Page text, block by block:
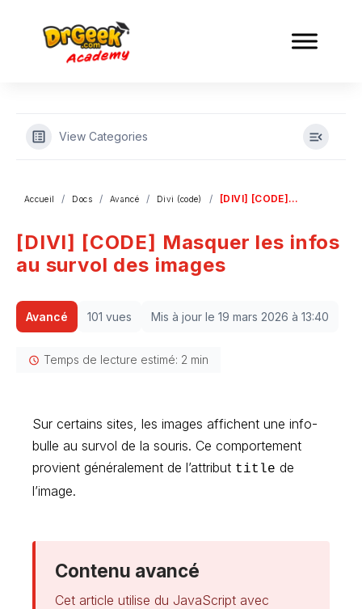
View Categories
Accueil Docs Avancé Divi (code) [DIVI] [CODE] Masquer les infos au survol des images
[DIVI] [CODE] Masquer les infos
au survol des images
Avancé 101 vues Mis à jour le 19 mars 2026 à 13:40
Temps de lecture estimé: 2 min
Sur certains sites, les images affichent une info-
bulle au survol de la souris. Ce comportement
provient généralement de l’attribut title de
l’image.
Contenu avancé
Cet article utilise du JavaScript avec